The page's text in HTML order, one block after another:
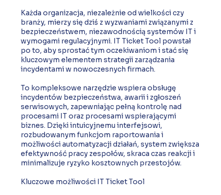
Każda organizacja, niezależnie od wielkości czy
branży, mierzy się dziś z wyzwaniami związanymi z
bezpieczeństwem, niezawodnością systemów IT i
wymogami regulacyjnymi. IT Ticket Tool powstał
po to, aby sprostać tym oczekiwaniom i stać się
kluczowym elementem strategii zarządzania
incydentami w nowoczesnych firmach.
To kompleksowe narzędzie wspiera obsługę
incydentów bezpieczeństwa, awarii i zgłoszeń
serwisowych, zapewniając pełną kontrolę nad
procesami IT oraz procesami wspierającymi
biznes. Dzięki intuicyjnemu interfejsowi,
rozbudowanym funkcjom raportowania i
możliwości automatyzacji działań, system zwiększa
efektywność pracy zespołów, skraca czas reakcji i
minimalizuje ryzyko kosztownych przestojów.
Kluczowe możliwości IT Ticket Tool